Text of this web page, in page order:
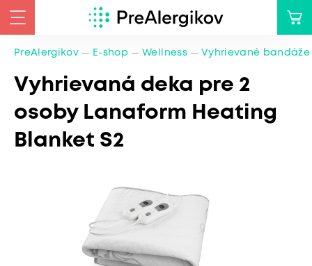
PreAlergikov E-shop Wellness Vyhrievané bandáže
Vyhrievaná deka pre 2
osoby Lanaform Heating
Blanket S2